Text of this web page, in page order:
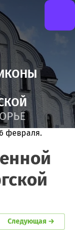
февраля.
Следующая →